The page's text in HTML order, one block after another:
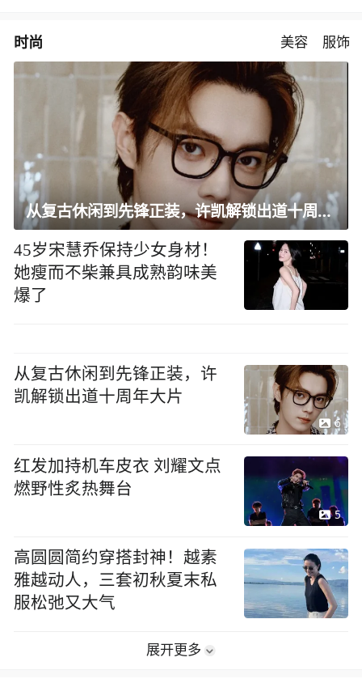
时尚 美容 服饰
从复古休闲到先锋正装，许凯解锁出道十周年大片
45岁宋慧乔保持少女身材！
她瘦而不柴兼具成熟韵味美
爆了
从复古休闲到先锋正装，许
凯解锁出道十周年大片
6
红发加持机车皮衣 刘耀文点
燃野性炙热舞台
5
高圆圆简约穿搭封神！越素
雅越动人，三套初秋夏末私
服松弛又大气
展开更多